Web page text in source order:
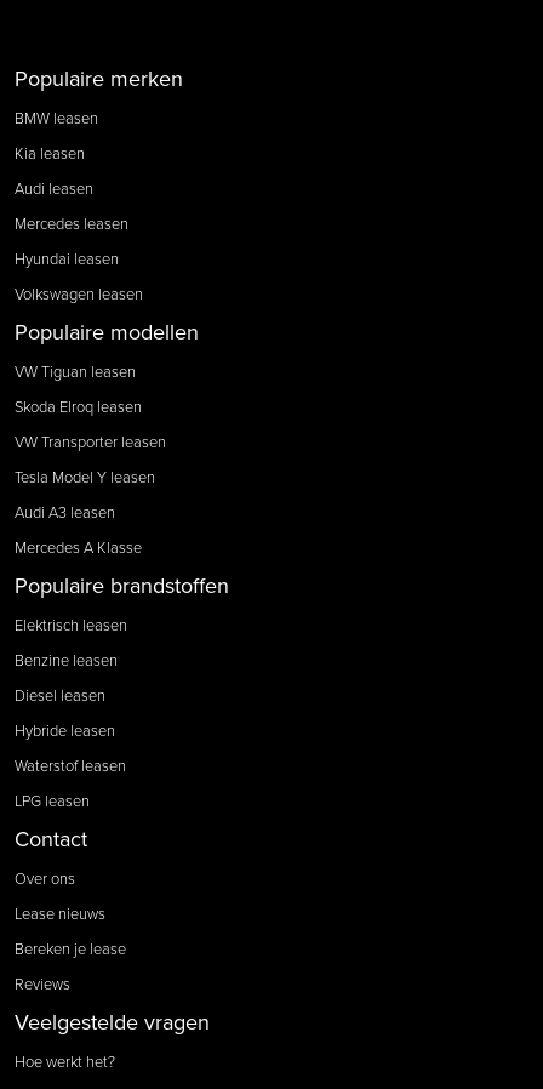
Populaire merken
BMW leasen
Kia leasen
Audi leasen
Mercedes leasen
Hyundai leasen
Volkswagen leasen
Populaire modellen
VW Tiguan leasen
Skoda Elroq leasen
VW Transporter leasen
Tesla Model Y leasen
Audi A3 leasen
Mercedes A Klasse
Populaire brandstoffen
Elektrisch leasen
Benzine leasen
Diesel leasen
Hybride leasen
Waterstof leasen
LPG leasen
Contact
Over ons
Lease nieuws
Bereken je lease
Reviews
Veelgestelde vragen
Hoe werkt het?